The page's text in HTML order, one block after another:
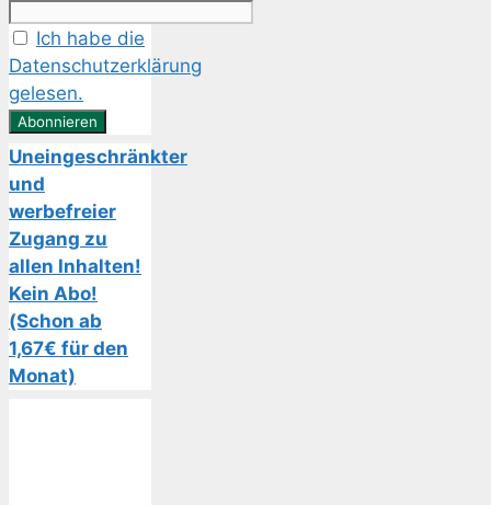
Ich habe die
Datenschutzerklärung
gelesen.
Uneingeschränkter
und
werbefreier
Zugang zu
allen Inhalten!
Kein Abo!
(Schon ab
1,67€ für den
Monat)